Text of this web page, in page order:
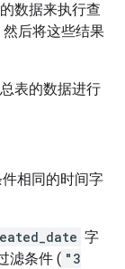
数据来执行查
后将这些结果
表的数据进行
相同的时间字
字
滤条件 ( "3